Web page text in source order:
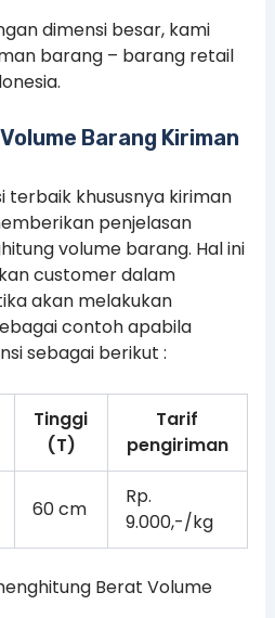
dimensi besar, kami
barang – barang retail
Barang Kiriman
terbaik khususnya kiriman
penjelasan
volume barang. Hal ini
customer dalam
akan melakukan
contoh apabila
sebagai berikut :
Tinggi
(T)
Tarif
pengiriman
60 cm
Rp.
9.000,-/kg
Berat Volume